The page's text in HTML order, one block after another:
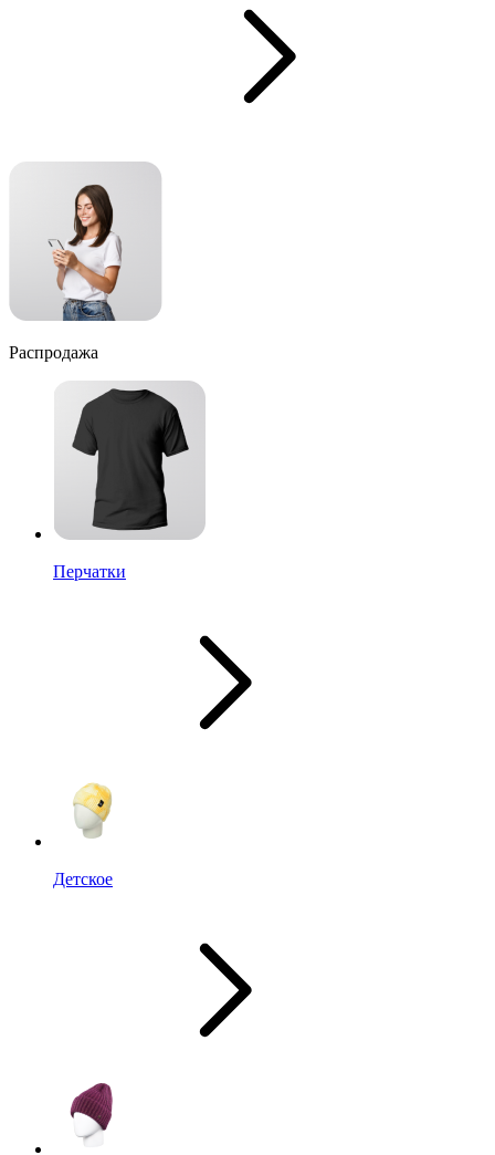
Распродажа
Перчатки
Детское